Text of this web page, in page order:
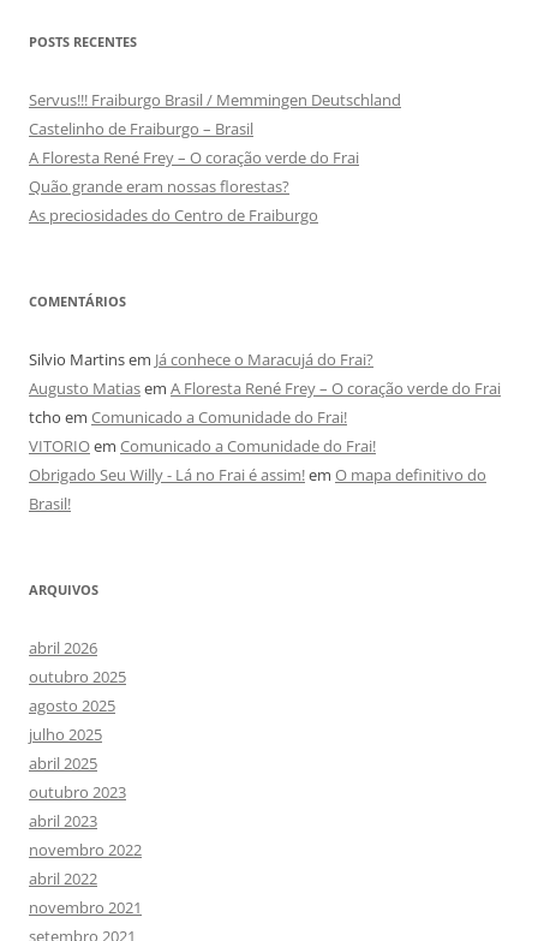
POSTS RECENTES
Servus!!! Fraiburgo Brasil / Memmingen Deutschland
Castelinho de Fraiburgo – Brasil
A Floresta René Frey – O coração verde do Frai
Quão grande eram nossas florestas?
As preciosidades do Centro de Fraiburgo
COMENTÁRIOS
Silvio Martinsem Já conhece o Maracujá do Frai?
Augusto Matiasem A Floresta René Frey – O coração verde do Frai
tcho em Comunicado a Comunidade do Frai!
VITORIOem Comunicado a Comunidade do Frai!
Obrigado Seu Willy - Lá no Frai é assim!em O mapa definitivo do
Brasil!
ARQUIVOS
abril 2026
outubro 2025
agosto 2025
julho 2025
abril 2025
outubro 2023
abril 2023
novembro 2022
abril 2022
novembro 2021
setembro 2021